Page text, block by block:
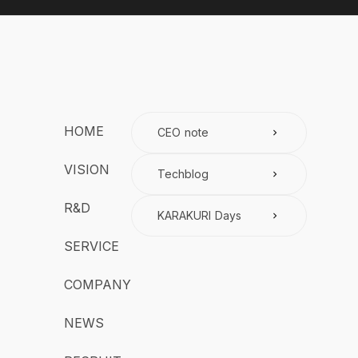
HOME
VISION
R&D
SERVICE
COMPANY
NEWS
CEO note keyboard_arrow_right
Techblog keyboard_arrow_right
KARAKURI Days keyboard_arrow_right